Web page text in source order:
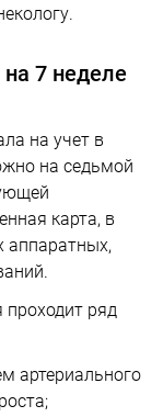
7 неделе
на учет в
на седьмой
карта, в
аппаратных,
проходит ряд
артериального